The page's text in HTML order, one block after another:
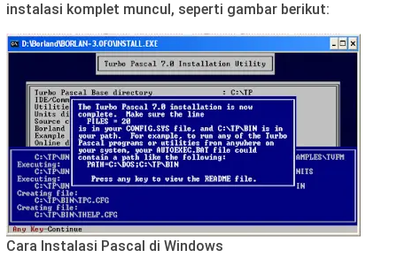
instalasi komplet muncul, seperti gambar berikut:
Cara Instalasi Pascal di Windows